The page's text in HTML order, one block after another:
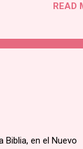
Para decoración,
del Día de Reyes
de los Tres
este es el día
READ
en el Nuevo